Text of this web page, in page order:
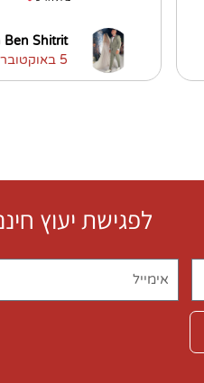
Ben Shitrit
5 באוקטובר 2021
לפגישת יעוץ